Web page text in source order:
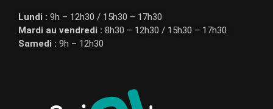
Lundi : 9h – 12h30 / 15h30 – 17h30
Mardi au vendredi : 8h30 – 12h30 / 15h30 – 17h30
Samedi : 9h – 12h30